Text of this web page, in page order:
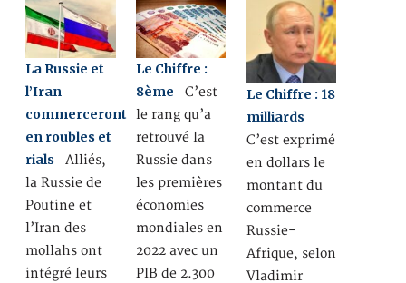
La Russie et
l’Iran
commerceront
en roubles et
rials Alliés,
la Russie de
Poutine et
l’Iran des
mollahs ont
intégré leurs
Le Chiffre :
8ème C’est
le rang qu’a
retrouvé la
Russie dans
les premières
économies
mondiales en
2022 avec un
PIB de 2.300
Le Chiffre : 18
milliards
C’est exprimé
en dollars le
montant du
commerce
Russie-
Afrique, selon
Vladimir